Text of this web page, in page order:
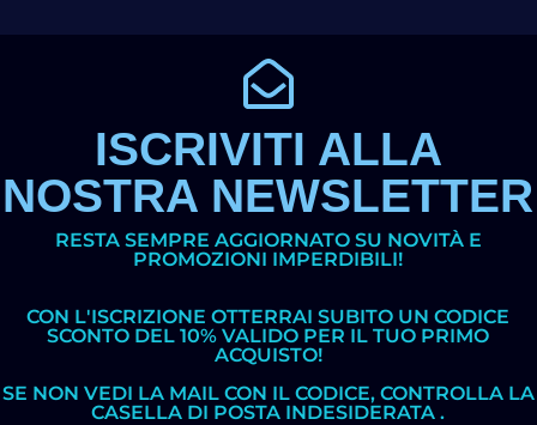
ISCRIVITI ALLA
NOSTRA NEWSLETTER
RESTA SEMPRE AGGIORNATO SU NOVITÀ E
PROMOZIONI IMPERDIBILI!
CON L'ISCRIZIONE OTTERRAI SUBITO UN CODICE
SCONTO DEL 10% VALIDO PER IL TUO PRIMO
ACQUISTO!
SE NON VEDI LA MAIL CON IL CODICE, CONTROLLA LA
CASELLA DI POSTA INDESIDERATA .